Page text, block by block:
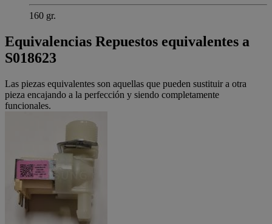
160 gr.
Equivalencias Repuestos equivalentes a
S018623
Las piezas equivalentes son aquellas que pueden sustituir a otra
pieza encajando a la perfección y siendo completamente
funcionales.